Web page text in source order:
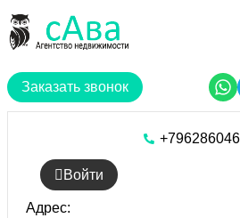
основному
Заказать звонок
Войти
Адрес: